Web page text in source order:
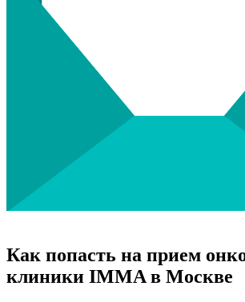
Как попасть на прием
клиники IMMA в Москве